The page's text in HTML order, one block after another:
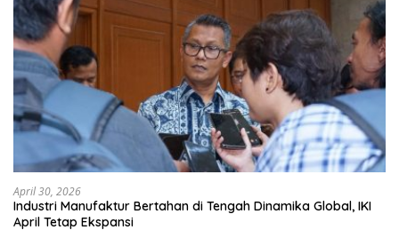
April 30, 2026
Industri Manufaktur Bertahan di Tengah Dinamika Global, IKI
April Tetap Ekspansi